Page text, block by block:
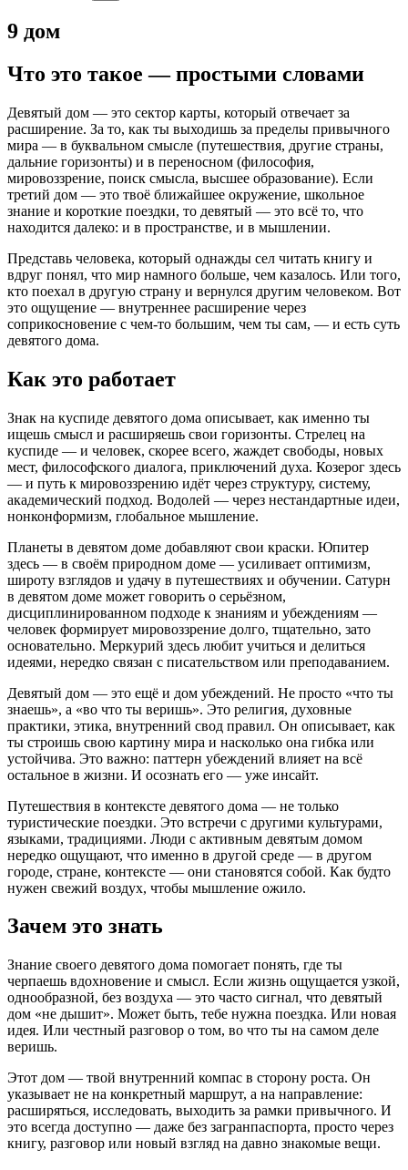
9 дом
Что это такое — простыми словами
Девятый дом — это сектор карты, который отвечает за
расширение. За то, как ты выходишь за пределы привычного
мира — в буквальном смысле (путешествия, другие страны,
дальние горизонты) и в переносном (философия,
мировоззрение, поиск смысла, высшее образование). Если
третий дом — это твоё ближайшее окружение, школьное
знание и короткие поездки, то девятый — это всё то, что
находится далеко: и в пространстве, и в мышлении.
Представь человека, который однажды сел читать книгу и
вдруг понял, что мир намного больше, чем казалось. Или того,
кто поехал в другую страну и вернулся другим человеком. Вот
это ощущение — внутреннее расширение через
соприкосновение с чем-то большим, чем ты сам, — и есть суть
девятого дома.
Как это работает
Знак на куспиде девятого дома описывает, как именно ты
ищешь смысл и расширяешь свои горизонты. Стрелец на
куспиде — и человек, скорее всего, жаждет свободы, новых
мест, философского диалога, приключений духа. Козерог здесь
— и путь к мировоззрению идёт через структуру, систему,
академический подход. Водолей — через нестандартные идеи,
нонконформизм, глобальное мышление.
Планеты в девятом доме добавляют свои краски. Юпитер
здесь — в своём природном доме — усиливает оптимизм,
широту взглядов и удачу в путешествиях и обучении. Сатурн
в девятом доме может говорить о серьёзном,
дисциплинированном подходе к знаниям и убеждениям —
человек формирует мировоззрение долго, тщательно, зато
основательно. Меркурий здесь любит учиться и делиться
идеями, нередко связан с писательством или преподаванием.
Девятый дом — это ещё и дом убеждений. Не просто «что ты
знаешь», а «во что ты веришь». Это религия, духовные
практики, этика, внутренний свод правил. Он описывает, как
ты строишь свою картину мира и насколько она гибка или
устойчива. Это важно: паттерн убеждений влияет на всё
остальное в жизни. И осознать его — уже инсайт.
Путешествия в контексте девятого дома — не только
туристические поездки. Это встречи с другими культурами,
языками, традициями. Люди с активным девятым домом
нередко ощущают, что именно в другой среде — в другом
городе, стране, контексте — они становятся собой. Как будто
нужен свежий воздух, чтобы мышление ожило.
Зачем это знать
Знание своего девятого дома помогает понять, где ты
черпаешь вдохновение и смысл. Если жизнь ощущается узкой,
однообразной, без воздуха — это часто сигнал, что девятый
дом «не дышит». Может быть, тебе нужна поездка. Или новая
идея. Или честный разговор о том, во что ты на самом деле
веришь.
Этот дом — твой внутренний компас в сторону роста. Он
указывает не на конкретный маршрут, а на направление:
расширяться, исследовать, выходить за рамки привычного. И
это всегда доступно — даже без загранпаспорта, просто через
книгу, разговор или новый взгляд на давно знакомые вещи.